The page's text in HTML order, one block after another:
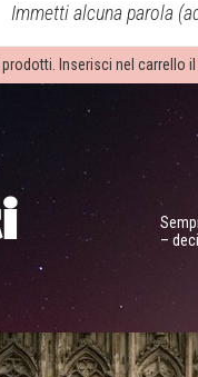
Immetti alcuna parola
Inserisci nel carrello
–